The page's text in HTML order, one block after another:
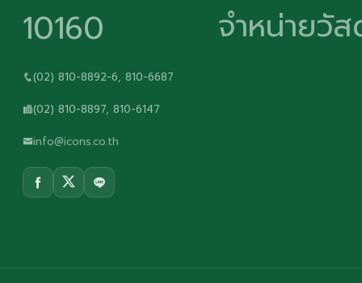
10160
(02) 810-8892-6, 810-6687
(02) 810-8897, 810-6147
info@icons.co.th
จำหน่ายวั